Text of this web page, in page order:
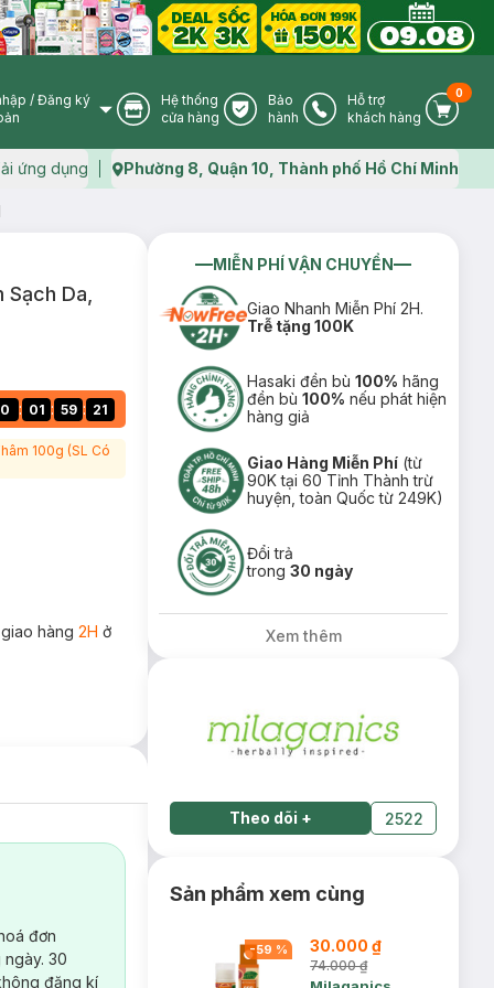
User Icon
/ Đăng ký
Store Icon
Hệ thống
cửa hàng
Warranty Icon
Bảo
hành
Phone Icon
Hỗ trợ
khách hàng
Cart
0
ứng dụng Map icon
Phường 8, Quận 10, Thành phố Hồ Chí Minh
Da,
0 : 01 : 59 : 20
100g (SL Có
hàng 2H ở
đơn
30
đăng kí
MIỄN PHÍ VẬN CHUYỂN
Giao Nhanh Miễn Phí 2H.
Trễ tặng 100K
Hasaki đền bù100% hãng
đền bù100% nếu phát hiện
hàng giả
Giao Hàng Miễn Phí (từ
90K tại 60 Tỉnh Thành trừ
huyện, toàn Quốc từ 249K)
Đổi trả
trong30 ngày
Xem thêm
Theo dõi + 2522
Sản phẩm xem cùng
-59 % 30.000 ₫
74.000 ₫